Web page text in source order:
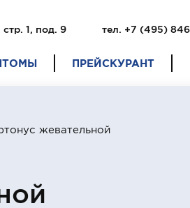
1, под. 9 тел. +7 (495)
ПРЕЙСКУРАНТ
жевательной